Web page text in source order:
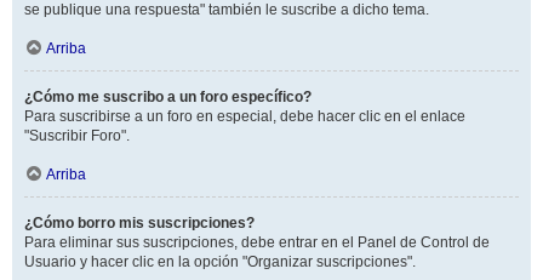
se publique una respuesta" también le suscribe a dicho tema.
Arriba
¿Cómo me suscribo a un foro específico?
Para suscribirse a un foro en especial, debe hacer clic en el enlace
"Suscribir Foro".
Arriba
¿Cómo borro mis suscripciones?
Para eliminar sus suscripciones, debe entrar en el Panel de Control de
Usuario y hacer clic en la opción "Organizar suscripciones".